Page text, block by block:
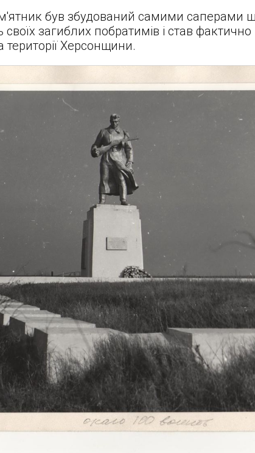
був збудований самими саперами
своїх загиблих побратимів і став
Херсонщини.